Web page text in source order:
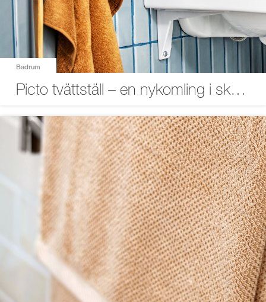
Badrum
Picto tvättställ – en nykomling i skön design